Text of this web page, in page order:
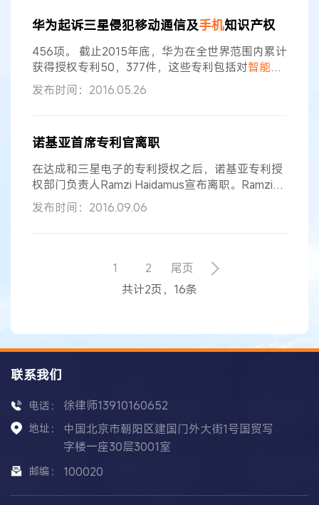
据TrendForce最新报告，2015年全球智能手机出
货量为12.93亿部，智能手机 销售增长率仅为
华为起诉三星侵犯移动通信及手机知识产权
456项。 截止2015年底，华为在全世界范围内累计
获得授权专利50，377件，这些专利包括对智能手
机具有很高价值的LTE通信、
用户界面等专利。 据媒体报道，去年，华为与苹果
产权局最新公布的许可备案登记信息显示，2015年
华为向苹果公司许可专利769件，苹果公司向华为
许可专利98件。这意味着
发布时间：2016.05.26
诺基亚首席专利官离职
在达成和三星电子的专利授权之后，诺基亚专利授
权部门负责人Ramzi Haidamus宣布离职。Ramzi
Haidamus今年52岁，是诺基亚专利授权部门和新
消费产品开发总裁。该部门最近还与HMD Global
的进步，现在是他去探索其它机会和激情的时候
发布时间：2016.09.06
1 2
尾页
共计2页，16条
联系我们
电话： 徐律师13910160652
地址：
中国北京市朝阳区建国门外大街1号国贸写
字楼一座30层3001室
邮编： 100020